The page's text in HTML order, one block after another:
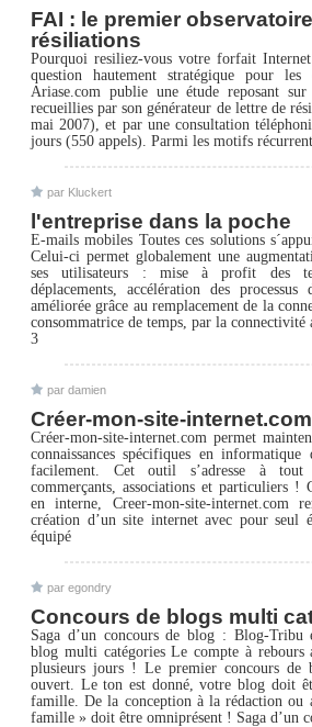
FAI : le premier
résiliations
Pourquoi resiliez-vous votre forfait
question hautement stratégique pour
Ariase.com publie une étude reposant
recueillies par son générateur de lettre de
mai 2007), et par une consultation
jours (550 appels). Parmi les motifs
par Kluckert
l'entreprise dans la poche
E-mails mobiles Toutes ces solutions
Celui-ci permet globalement une
ses utilisateurs : mise à profit des
déplacements, accélération des
améliorée grâce au remplacement de la
consommatrice de temps, par la connectivité
3
par damien
Créer-mon-site-internet.com
Créer-mon-site-internet.com permet
connaissances spécifiques en
facilement. Cet outil s’adresse à
commerçants, associations et particuliers !
en interne, Creer-mon-site-internet.com
création d’un site internet avec pour seul
équipé
par egondry
Concours de blogs multi
Saga d’un concours de blog : Blog-Tribu
blog multi catégories Le compte à rebours
plusieurs jours ! Le premier concours de
ouvert. Le ton est donné, votre blog doit
famille. De la conception à la rédaction ou
famille » doit être omniprésent ! Saga d’un